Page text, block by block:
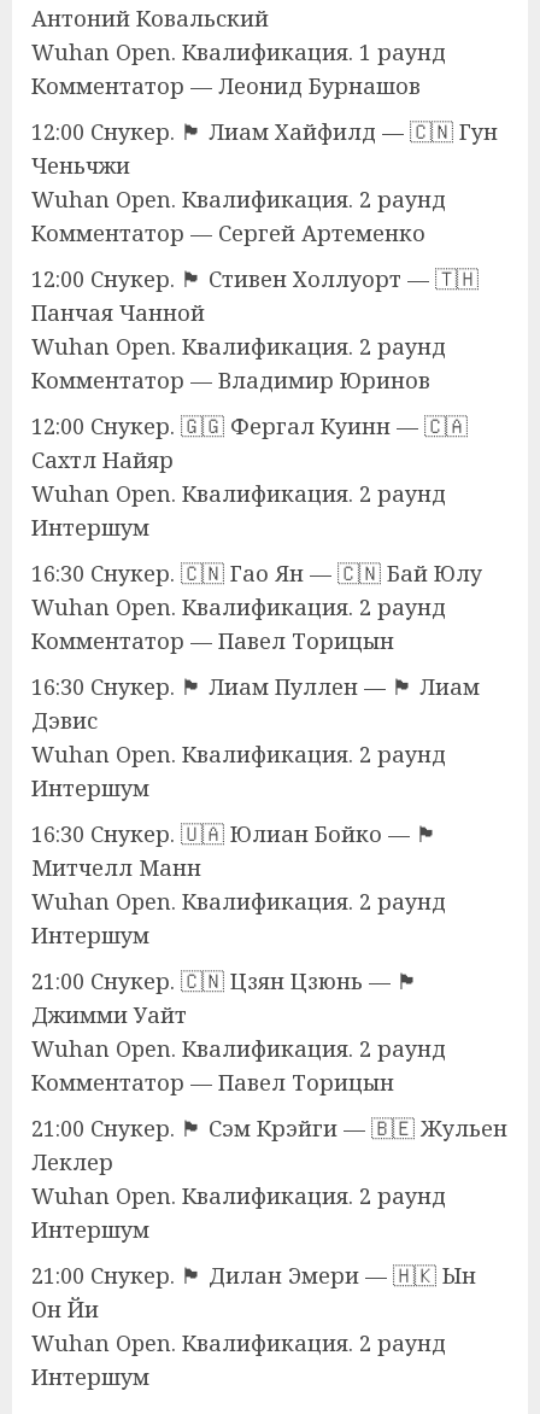
Антоний Ковальский
Wuhan Open. Квалификация. 1 раунд
Комментатор — Леонид Бурнашов
12:00 Снукер. 🏴󠁧󠁢󠁥󠁮󠁧󠁿 Лиам Хайфилд — 🇨🇳 Гун
Ченьчжи
Wuhan Open. Квалификация. 2 раунд
Комментатор — Сергей Артеменко
12:00 Снукер. 🏴󠁧󠁢󠁥󠁮󠁧󠁿 Стивен Холлуорт — 🇹🇭
Панчая Чанной
Wuhan Open. Квалификация. 2 раунд
Комментатор — Владимир Юринов
12:00 Снукер. 🇬🇬 Фергал Куинн — 🇨🇦
Сахтл Найяр
Wuhan Open. Квалификация. 2 раунд
Интершум
16:30 Снукер. 🇨🇳 Гао Ян — 🇨🇳 Бай Юлу
Wuhan Open. Квалификация. 2 раунд
Комментатор — Павел Торицын
16:30 Снукер. 🏴󠁧󠁢󠁥󠁮󠁧󠁿 Лиам Пуллен — 🏴󠁧󠁢󠁥󠁮󠁧󠁿 Лиам
Дэвис
Wuhan Open. Квалификация. 2 раунд
Интершум
16:30 Снукер. 🇺🇦 Юлиан Бойко — 🏴󠁧󠁢󠁥󠁮󠁧󠁿
Митчелл Манн
Wuhan Open. Квалификация. 2 раунд
Интершум
21:00 Снукер. 🇨🇳 Цзян Цзюнь — 🏴󠁧󠁢󠁥󠁮󠁧󠁿
Джимми Уайт
Wuhan Open. Квалификация. 2 раунд
Комментатор — Павел Торицын
21:00 Снукер. 🏴󠁧󠁢󠁥󠁮󠁧󠁿 Сэм Крэйги — 🇧🇪 Жульен
Леклер
Wuhan Open. Квалификация. 2 раунд
Интершум
21:00 Снукер. 🏴󠁧󠁢󠁷󠁬󠁳󠁿 Дилан Эмери — 🇭🇰 Ын
Он Йи
Wuhan Open. Квалификация. 2 раунд
Интершум